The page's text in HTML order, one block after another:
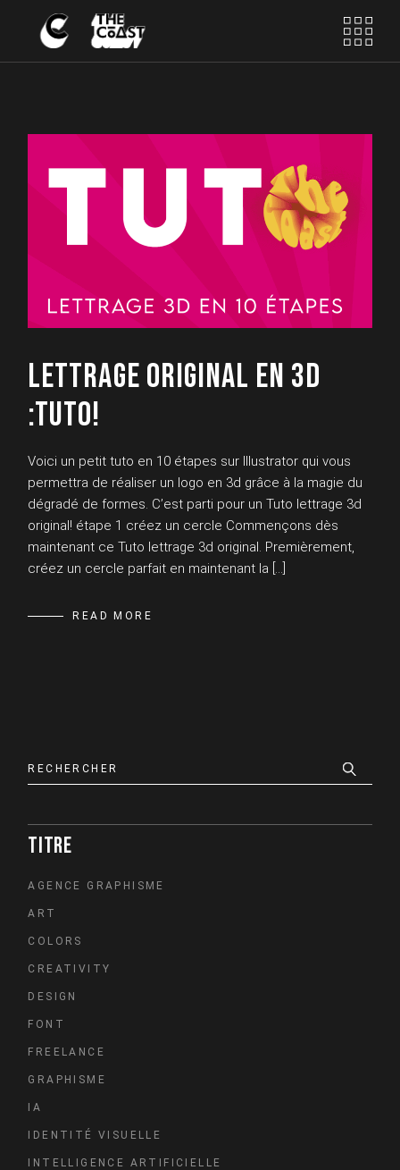
content
LETTRAGE ORIGINAL EN 3D
:TUTO!
Voici un petit tuto en 10 étapes sur Illustrator qui vous
permettra de réaliser un logo en 3d grâce à la magie du
dégradé de formes. C’est parti pour un Tuto lettrage 3d
original! étape 1 créez un cercle Commençons dès
maintenant ce Tuto lettrage 3d original. Premièrement,
créez un cercle parfait en maintenant la […]
READ MORE
TITRE
AGENCE GRAPHISME
ART
COLORS
CREATIVITY
DESIGN
FONT
FREELANCE
GRAPHISME
IA
IDENTITÉ VISUELLE
INTELLIGENCE ARTIFICIELLE